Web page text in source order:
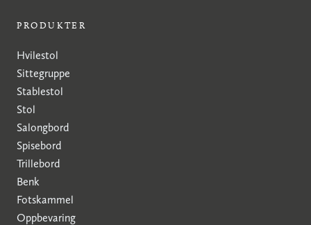
PRODUKTER
Hvilestol
Sittegruppe
Stablestol
Stol
Salongbord
Spisebord
Trillebord
Benk
Fotskammel
Oppbevaring